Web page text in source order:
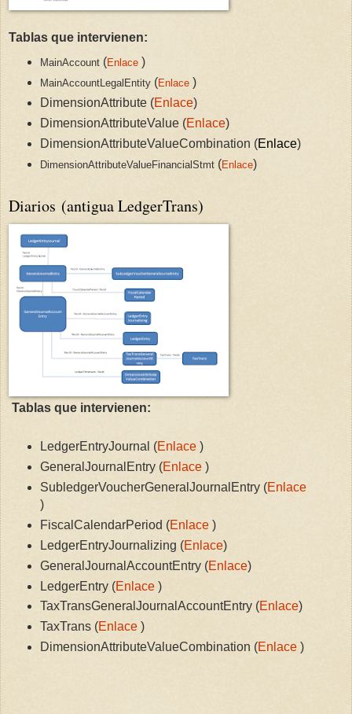
Tablas que intervienen:
MainAccount(Enlace)
MainAccountLegalEntity(Enlace)
DimensionAttribute (Enlace)
DimensionAttributeValue (Enlace)
DimensionAttributeValueCombination (Enlace)
DimensionAttributeValueFinancialStmt(Enlace)
Diarios (antigua LedgerTrans)
Tablas que intervienen:
LedgerEntryJournal (Enlace)
GeneralJournalEntry (Enlace)
SubledgerVoucherGeneralJournalEntry (Enlace
)
FiscalCalendarPeriod (Enlace)
LedgerEntryJournalizing (Enlace)
GeneralJournalAccountEntry (Enlace)
LedgerEntry (Enlace)
TaxTransGeneralJournalAccountEntry (Enlace)
TaxTrans (Enlace)
DimensionAttributeValueCombination (Enlace)